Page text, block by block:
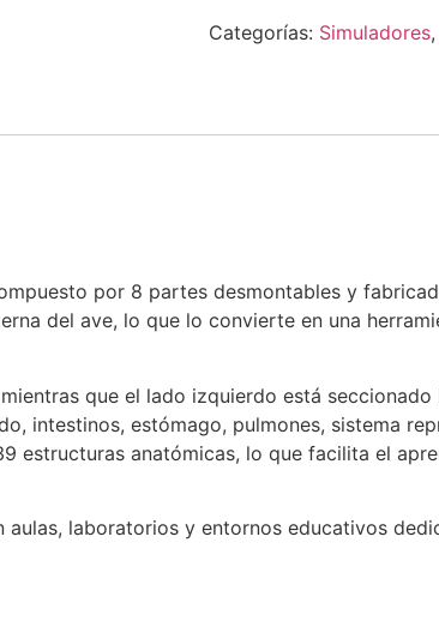
Categorías: Simuladores,
por 8 partes desmontables y
del ave, lo que lo convierte en una
que el lado izquierdo está
intestinos, estómago, pulmones, sistema
estructuras anatómicas, lo que facilita el
laboratorios y entornos educativos